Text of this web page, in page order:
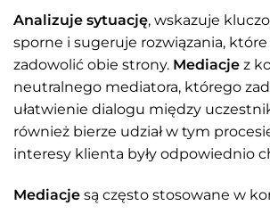
Analizuje sytuację, wskazuje
sporne i sugeruje rozwiązania,
zadowolić obie strony. Mediacje z
neutralnego mediatora, którego
ułatwienie dialogu między
również bierze udział w tym
interesy klienta były odpowiednio
Mediacje są często stosowane w